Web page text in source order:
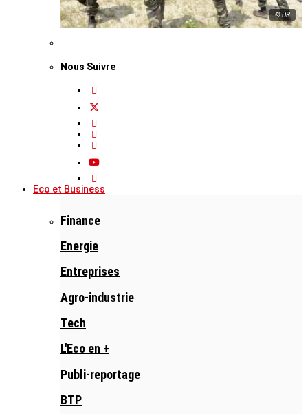
© DR
Nous Suivre
Eco et Business
Finance
Energie
Entreprises
Agro-industrie
Tech
L'Eco en +
Publi-reportage
BTP